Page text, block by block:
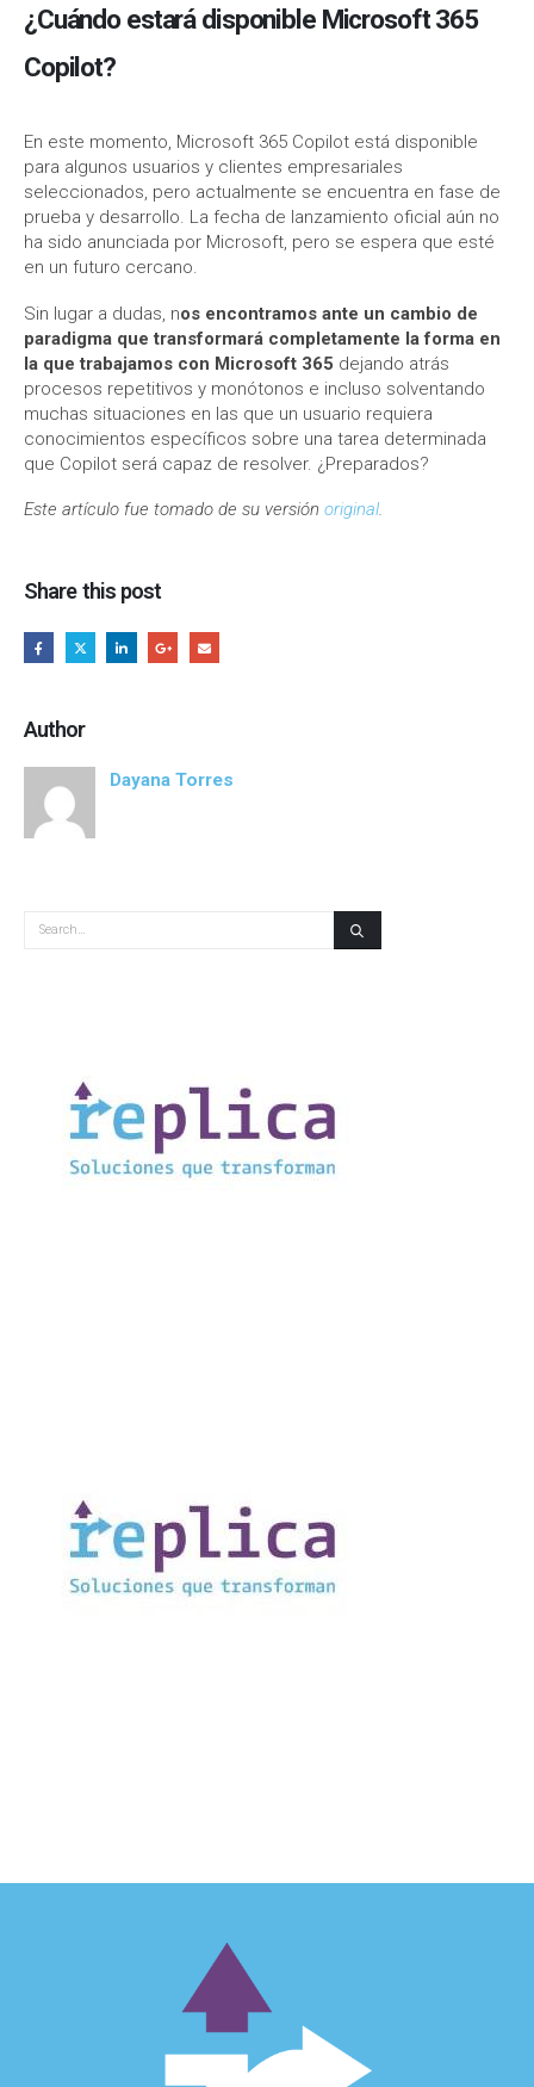
¿Cuándo estará disponible Microsoft 365
Copilot?
En este momento, Microsoft 365 Copilot está disponible
para algunos usuarios y clientes empresariales
seleccionados, pero actualmente se encuentra en fase de
prueba y desarrollo. La fecha de lanzamiento oficial aún no
ha sido anunciada por Microsoft, pero se espera que esté
en un futuro cercano.
Sin lugar a dudas, nos encontramos ante un cambio de
paradigma que transformará completamente la forma en
la que trabajamos con Microsoft 365 dejando atrás
procesos repetitivos y monótonos e incluso solventando
muchas situaciones en las que un usuario requiera
conocimientos específicos sobre una tarea determinada
que Copilot será capaz de resolver. ¿Preparados?
Este artículo fue tomado de su versión original.
Share this post
Author
Dayana Torres